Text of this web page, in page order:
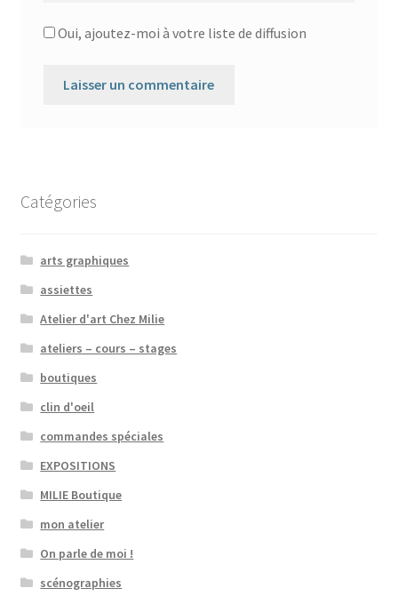
Oui, ajoutez-moi à votre liste de diffusion
Catégories
arts graphiques
assiettes
Atelier d'art Chez Milie
ateliers – cours – stages
boutiques
clin d'oeil
commandes spéciales
EXPOSITIONS
MILIE Boutique
mon atelier
On parle de moi !
scénographies